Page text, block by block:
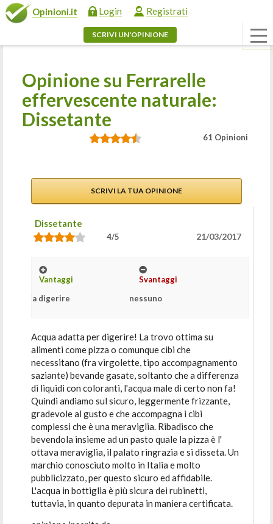
Opinioni.it Login Registrati
SCRIVI UN'OPINIONE
Opinione su Ferrarelle
effervescente naturale:
Dissetante
61 Opinioni
SCRIVI LA TUA OPINIONE
Dissetante
4/5 21/03/2017
Vantaggi
fa digerire
Svantaggi
nessuno
Acqua adatta per digerire! La trovo ottima su
alimenti come pizza o comunque cibi che
necessitano (fra virgolette, tipo accompagnamento
saziante) bevande gasate, soltanto che a differenza
di liquidi con coloranti, l'acqua male di certo non fa!
Quindi andiamo sul sicuro, leggermente frizzante,
gradevole al gusto e che accompagna i cibi
complessi che è una meraviglia. Ribadisco che
bevendola insieme ad un pasto quale la pizza è l'
ottava meraviglia, il palato ringrazia e si disseta. Un
marchio conosciuto molto in Italia e molto
pubblicizzato, per questo sicuro ed affidabile.
L'acqua in bottiglia è più sicura dei rubinetti,
tuttavia, in quanto depurata in maniera certificata.